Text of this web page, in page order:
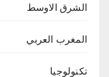
الشرق الاوسط
المغرب العربي
تكنولوجيا